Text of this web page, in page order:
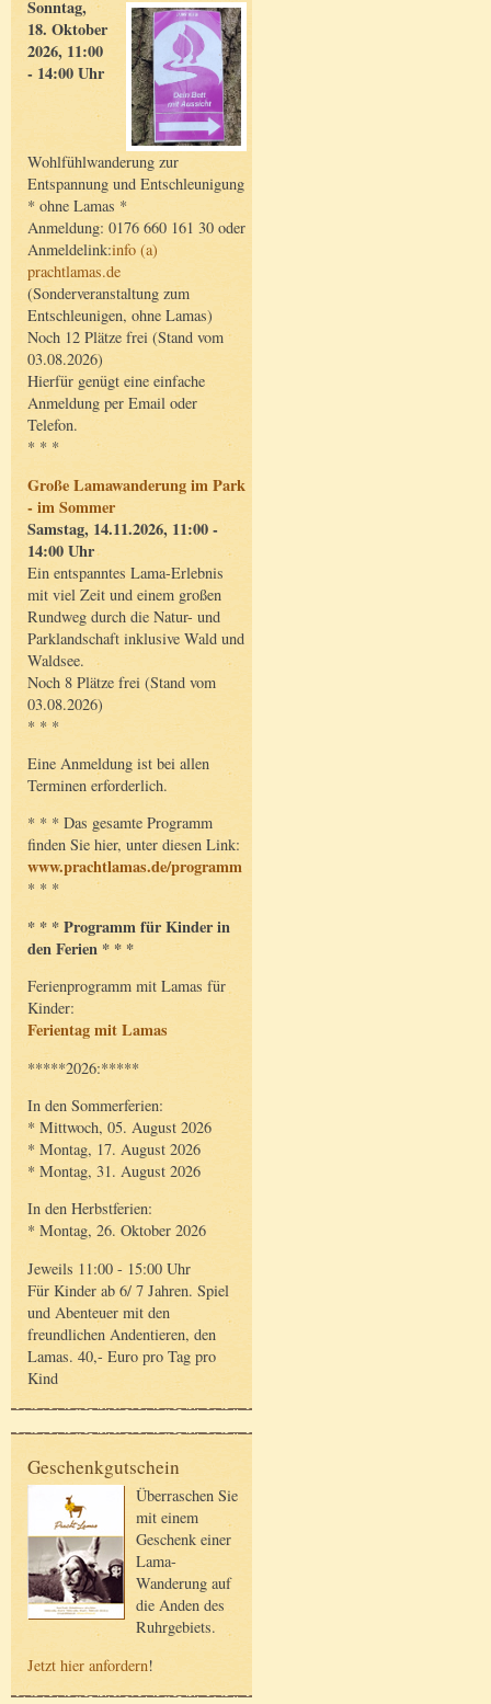
Sonntag,
18. Oktober
2026, 11:00
- 14:00 Uhr
Wohlfühlwanderung zur
Entspannung und Entschleunigung
* ohne Lamas *
Anmeldung: 0176 660 161 30 oder
Anmeldelink:info (a)
prachtlamas.de
(Sonderveranstaltung zum
Entschleunigen, ohne Lamas)
Noch 12 Plätze frei (Stand vom
03.08.2026)
Hierfür genügt eine einfache
Anmeldung per Email oder
Telefon.
* * *
Große Lamawanderung im Park
- im Sommer
Samstag, 14.11.2026, 11:00 -
14:00 Uhr
Ein entspanntes Lama-Erlebnis
mit viel Zeit und einem großen
Rundweg durch die Natur- und
Parklandschaft inklusive Wald und
Waldsee.
Noch 8 Plätze frei (Stand vom
03.08.2026)
* * *
Eine Anmeldung ist bei allen
Terminen erforderlich.
* * * Das gesamte Programm
finden Sie hier, unter diesen Link:
www.prachtlamas.de/programm
* * *
* * * Programm für Kinder in
den Ferien * * *
Ferienprogramm mit Lamas für
Kinder:
Ferientag mit Lamas
*****2026:*****
In den Sommerferien:
* Mittwoch, 05. August 2026
* Montag, 17. August 2026
* Montag, 31. August 2026
In den Herbstferien:
* Montag, 26. Oktober 2026
Jeweils 11:00 - 15:00 Uhr
Für Kinder ab 6/ 7 Jahren. Spiel
und Abenteuer mit den
freundlichen Andentieren, den
Lamas. 40,- Euro pro Tag pro
Kind
Geschenkgutschein
Überraschen Sie
mit einem
Geschenk einer
Lama-
Wanderung auf
die Anden des
Ruhrgebiets.
Jetzt hier anfordern!